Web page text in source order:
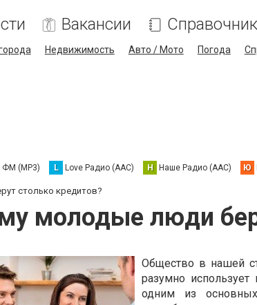
Вакансии Справочник
Недвижимость Авто / Мото Погода
ФМ (MP3) L Love Радио (AAC) Н Наше Радио (AAC) Ю
столько кредитов?
молодые люди
Общество в нашей
разумно
одним из